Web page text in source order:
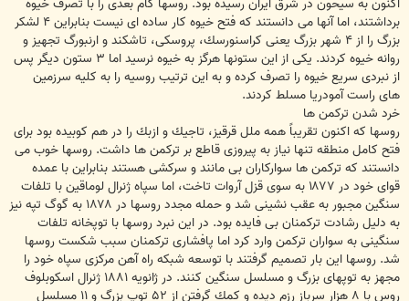
برداشتند، اما آنها مى دانستند كه فتح خيوه كار ساده اى نيست بنابراين ۴ لشكر
بزرگ را از ۴ شهر بزرگ يعنى كراسنورسك، پروسكى، تاشكند و ارنبورگ تجهيز و
روانه خيوه كردند. يكى از اين ستونها هرگز به خيوه نرسيد اما ۳ ستون ديگر پس
از نبردى سريع خيوه را تصرف كرده و به اين ترتيب روسيه را به كليه سرزمين
هاى راست آمودريا مسلط كردند.
خرد شدن تركمن ها
روسها كه اكنون تقريباً همه ملل قرقيز، تاجيك و ازبك را در هم كوبيده بود براى
فتح كامل منطقه تنها نياز به پيروزى قاطع بر تركمن ها داشت. روسها خوب مى
دانستند كه تركمن ها سواركاران بى مانند و سركشى هستند بنابراين با عمده
قواى خود در ۱۸۷۷ به سوى قزل آروات تاخت، اما سپاه ژنرال لوماقين با تلفات
سنگين مجبور به عقب نشينى شد و حمله مجدد روسها در ۱۸۷۸ به گوگ تپه نيز
به دليل رشادت تركمنان بى فايده بود. در اين نبرد روسها با توپخانه تلفات
سنگينى به سواران تركمن وارد كرد اما پافشارى تركمنان سبب شكست روسها
شد. روسها اين بار تصميم گرفتند با توسعه شبكه راه آهن مركزى سپاه خود را
مجهز به توپهاى بزرگ و مسلسل سنگين كنند. در ژانويه ۱۸۸۱ ژنرال اسكوبلوف
روس با ۸ هزار سرباز رزم ديده و كمك گرفتن از ۵۲ توپ بزرگ و ۱۱ مسلسل